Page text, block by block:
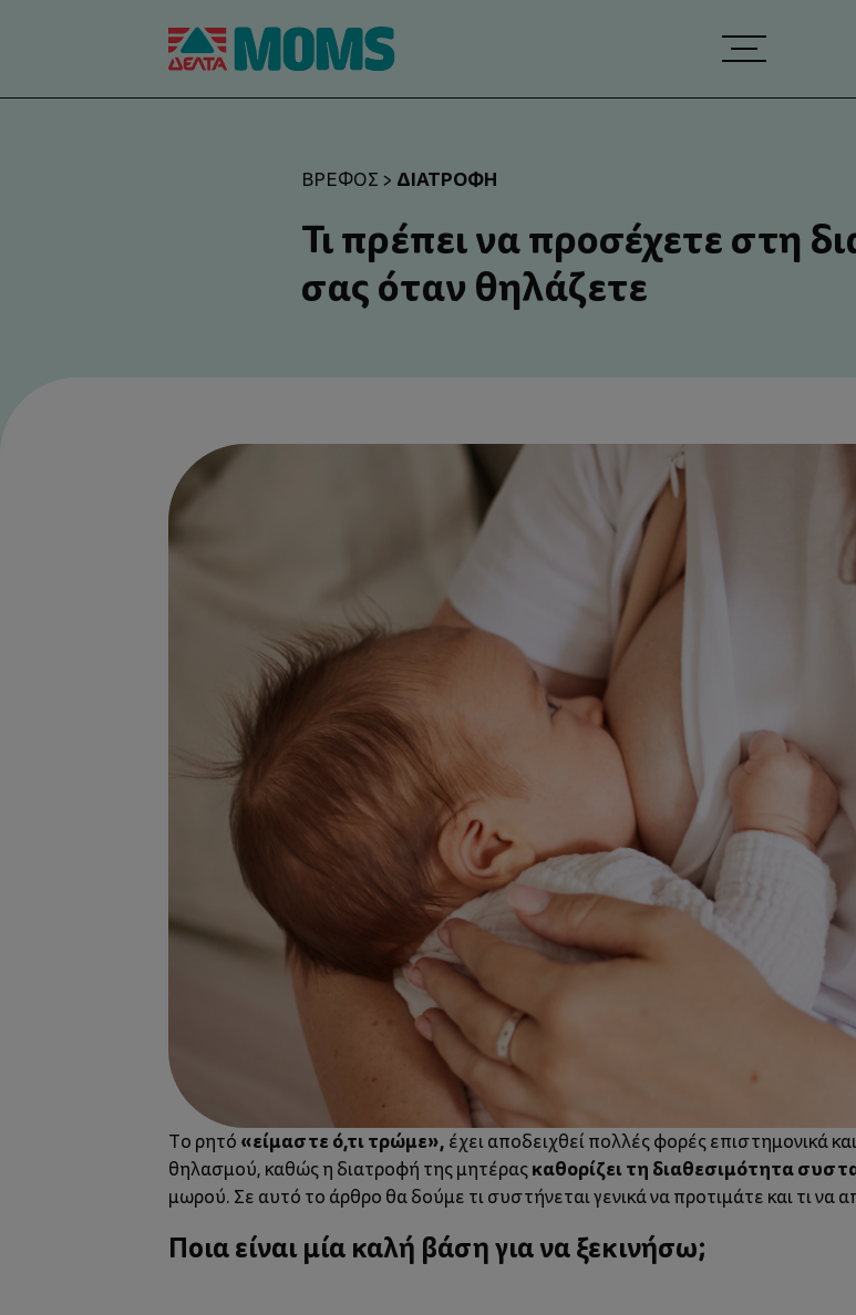
ΒΡΈΦΟΣ > ΔΙΑΤΡΟΦΉ
Τι πρέπει να προσέχετε στη
σας όταν θηλάζετε
Το ρητό «είμαστε ό,τι τρώμε», έχει αποδειχθεί πολλές φορές επιστημονικά
θηλασμού, καθώς η διατροφή της μητέραςκαθορίζει τη διαθεσιμότητα
μωρού. Σε αυτό το άρθρο θα δούμε τι συστήνεται γενικά να προτιμάτε και τι
Ποια είναι μία καλή βάση για να ξεκινήσω;